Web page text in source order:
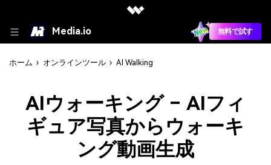
Media.io 無料で試す
ホーム › オンラインツール › AI Walking
AIウォーキング – AIフィ
ギュア写真からウォーキ
ング動画生成